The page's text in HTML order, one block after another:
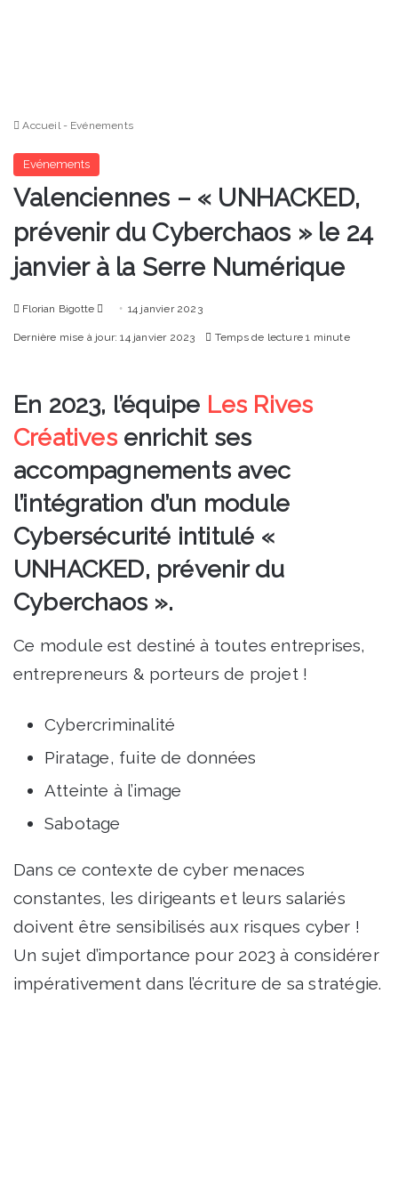
Accueil - Evénements
Evénements
Valenciennes – « UNHACKED,
prévenir du Cyberchaos » le 24
janvier à la Serre Numérique
Florian Bigotte
Envoyer14 janvier 2023
Dernière mise à jour: 14 janvier 2023 Temps de lecture 1 minute
En 2023, l’équipe Les Rives
Créativesenrichit ses
accompagnements avec
l’intégration d’un module
Cybersécurité intitulé «
UNHACKED, prévenir du
Cyberchaos ».
Ce module est destiné à toutes entreprises,
entrepreneurs & porteurs de projet !
Cybercriminalité
Piratage, fuite de données
Atteinte à l’image
Sabotage
Dans ce contexte de cyber menaces
constantes, les dirigeants et leurs salariés
doivent être sensibilisés aux risques cyber !
Un sujet d’importance pour 2023 à considérer
impérativement dans l’écriture de sa stratégie.